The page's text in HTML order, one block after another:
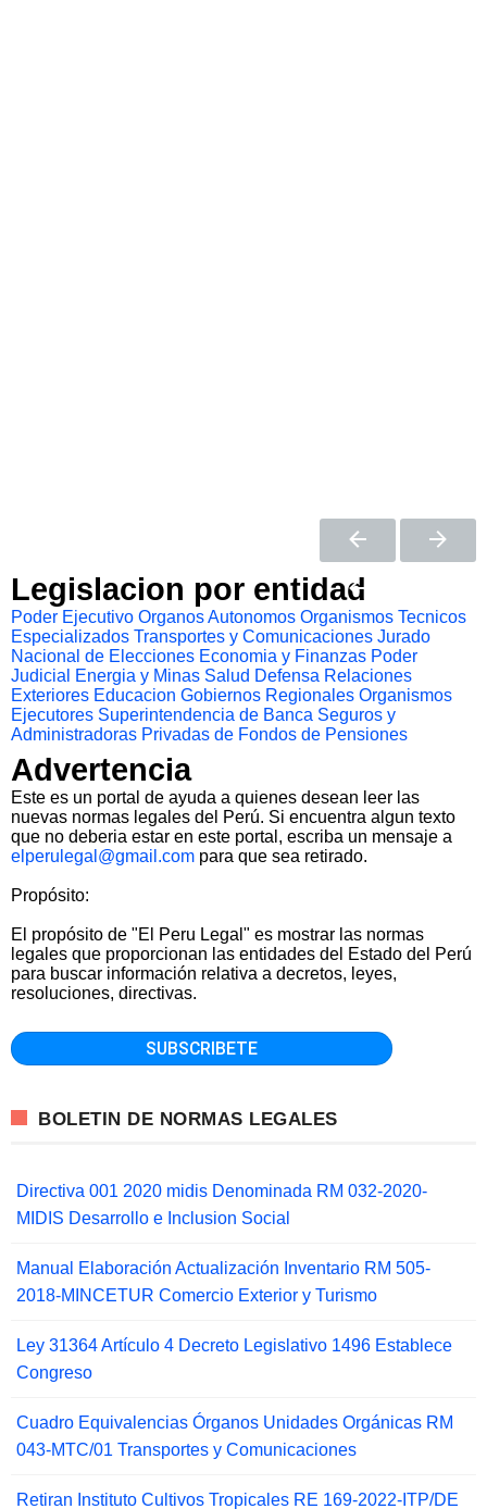
Legislacion por entidad
Poder Ejecutivo Organos Autonomos Organismos Tecnicos
Especializados Transportes y Comunicaciones Jurado
Nacional de Elecciones Economia y Finanzas Poder
Judicial
Energia y Minas Salud Defensa Relaciones
Exteriores Educacion Gobiernos Regionales Organismos
Ejecutores Superintendencia de Banca Seguros y
Administradoras Privadas de Fondos de Pensiones
Advertencia
Este es un portal de ayuda a quienes desean leer las
nuevas normas legales del Perú. Si encuentra algun texto
que no deberia estar en este portal, escriba un mensaje a
elperulegal@gmail.com para que sea retirado.
Propósito:
El propósito de "El Peru Legal" es mostrar las normas
legales que proporcionan las entidades del Estado del Perú
para buscar información relativa a decretos, leyes,
resoluciones, directivas.
BOLETIN DE NORMAS LEGALES
Directiva 001 2020 midis Denominada RM 032-2020-
MIDIS Desarrollo e Inclusion Social
Manual Elaboración Actualización Inventario RM 505-
2018-MINCETUR Comercio Exterior y Turismo
Ley 31364 Artículo 4 Decreto Legislativo 1496 Establece
Congreso
Cuadro Equivalencias Órganos Unidades Orgánicas RM
043-MTC/01 Transportes y Comunicaciones
Retiran Instituto Cultivos Tropicales RE 169-2022-ITP/DE